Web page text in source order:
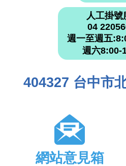
人工掛號
04
週一至週五
週六8:00-
404327 台中市
網站意見箱